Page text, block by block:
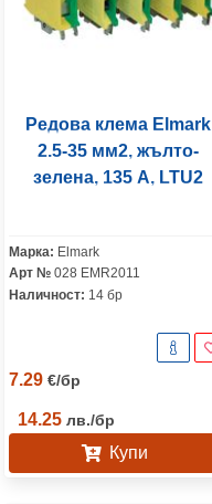
Редова клема Elmark
2.5-35 мм2, жълто-
зелена, 135 A, LTU2
Марка: Elmark
Арт № 028 EMR2011
Наличност: 14 бр
7.29 €/бр
14.25 лв./бр
Купи